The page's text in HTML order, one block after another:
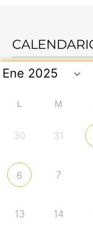
L M
30 31
6 7
13 14